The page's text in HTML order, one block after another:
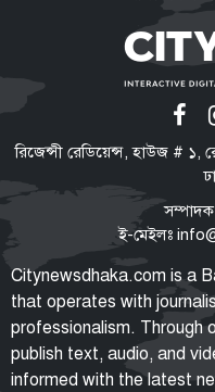
রিজেন্সী রেডিয়েন্স, হাউজ #
ই-মেইলঃ
Citynewsdhaka.com is a
that operates with
professionalism. Through
publish text, audio, and
informed with the latest